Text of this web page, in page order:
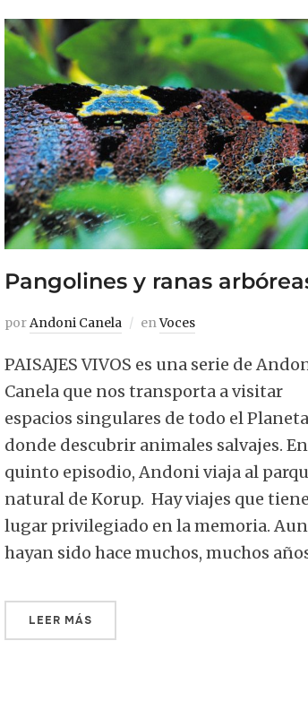
Pangolines y ranas
porAndoni Canela enVoces
PAISAJES VIVOS es una serie de
Canela que nos transporta a visitar
espacios singulares de todo el Planeta
donde descubrir animales salvajes.
quinto episodio, Andoni viaja al
natural de Korup. Hay viajes que
lugar privilegiado en la memoria.
hayan sido hace muchos, muchos
LEER MÁS